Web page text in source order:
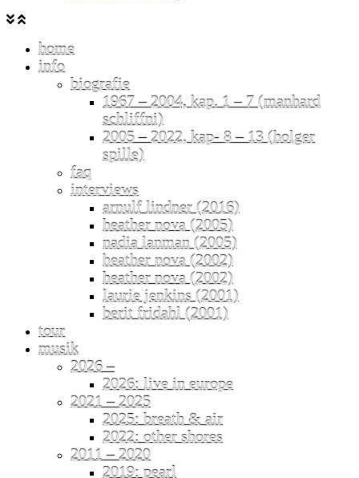
home
info
biografie
1967 – 2004, kap. 1 – 7 (manhard
schliffni)
2005 – 2022, kap- 8 – 13 (holger
spille)
faq
interviews
arnulf lindner (2016)
heather nova (2005)
nadia lanman (2005)
heather nova (2002)
heather nova (2002)
laurie jenkins (2001)
berit fridahl (2001)
tour
musik
2026 –
2026: live in europe
2021 – 2025
2025: breath & air
2022: other shores
2011 – 2020
2019: pearl